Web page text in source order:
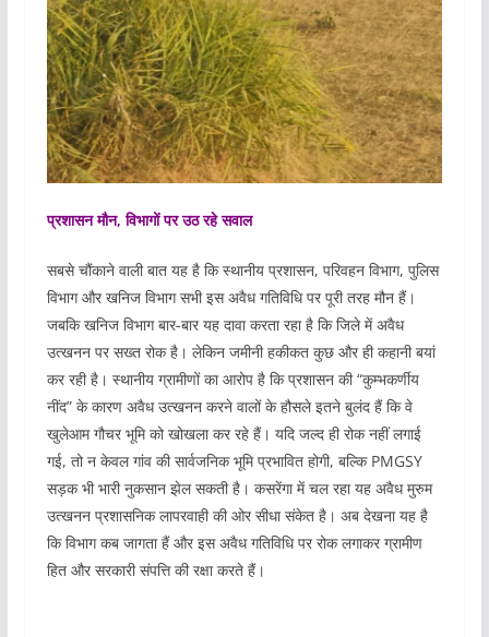
प्रशासन मौन, विभागों पर उठ रहे सवाल
सबसे चौंकाने वाली बात यह है कि स्थानीय प्रशासन, परिवहन विभाग, पुलिस
विभाग और खनिज विभाग सभी इस अवैध गतिविधि पर पूरी तरह मौन हैं।
जबकि खनिज विभाग बार-बार यह दावा करता रहा है कि जिले में अवैध
उत्खनन पर सख्त रोक है। लेकिन जमीनी हकीकत कुछ और ही कहानी बयां
कर रही है। स्थानीय ग्रामीणों का आरोप है कि प्रशासन की “कुम्भकर्णीय
नींद” के कारण अवैध उत्खनन करने वालों के हौसले इतने बुलंद हैं कि वे
खुलेआम गौचर भूमि को खोखला कर रहे हैं। यदि जल्द ही रोक नहीं लगाई
गई, तो न केवल गांव की सार्वजनिक भूमि प्रभावित होगी, बल्कि PMGSY
सड़क भी भारी नुकसान झेल सकती है। कसरेंगा में चल रहा यह अवैध मुरुम
उत्खनन प्रशासनिक लापरवाही की ओर सीधा संकेत है। अब देखना यह है
कि विभाग कब जागता हैं और इस अवैध गतिविधि पर रोक लगाकर ग्रामीण
हित और सरकारी संपत्ति की रक्षा करते हैं।